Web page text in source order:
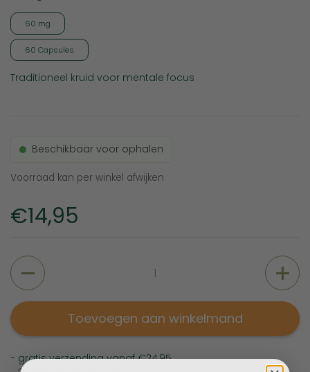
60 mg
60 Capsules
Traditioneel kruid voor mentale focus
Beschikbaar voor ophalen
Voorraad kan per winkel afwijken
Prijs:
€14,95
Aantal
Toevoegen aan winkelmand
- gratis verzending vanaf €24,95